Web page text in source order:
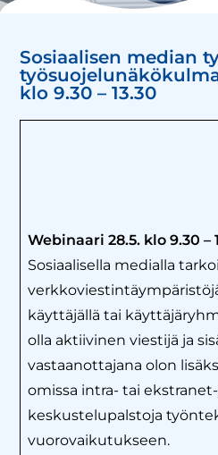
Sosiaalisen median
klo 9.30 – 13.30
Webinaari 28.5. klo 9.30 –
Sosiaalisella medialla
käyttäjällä tai
olla aktiivinen viestijä ja
vastaanottajana olon
omissa intra- tai
keskustelupalstoja
vuorovaikutukseen.